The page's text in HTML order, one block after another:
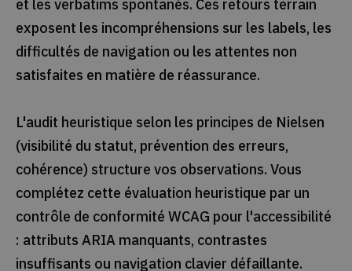
et les verbatims spontanés. Ces retours terrain
exposent les incompréhensions sur les labels, les
difficultés de navigation ou les attentes non
satisfaites en matière de réassurance.
L'audit heuristique selon les principes de Nielsen
(visibilité du statut, prévention des erreurs,
cohérence) structure vos observations. Vous
complétez cette évaluation heuristique par un
contrôle de conformité WCAG pour l'accessibilité
: attributs ARIA manquants, contrastes
insuffisants ou navigation clavier défaillante.